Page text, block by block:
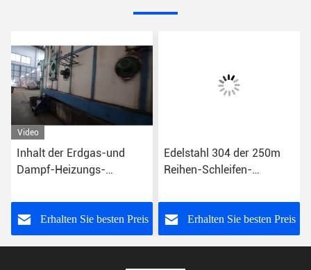
Video
Inhalt der Erdgas-und
Dampf-Heizungs-
Schleifen-Dampfer-
Maschinen-250m
Erhalten Sie besten Preis
Edelstahl 304 der 250m
Reihen-Schleifen-
30KW
Erhalten Sie besten Preis